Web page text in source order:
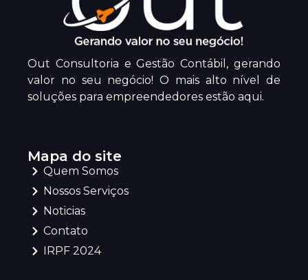
Out Consultoria e Gestão Contábil, gerando
valor no seu negócio! O mais alto nível de
soluções para empreendedores estão aqui.
Mapa do site
Quem Somos
Nossos Serviços
Noticias
Contato
IRPF 2024